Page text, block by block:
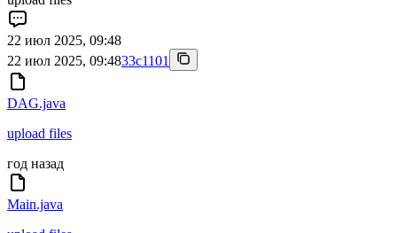
22 июл 2025, 09:48
22 июл 2025, 09:4833c1101
DAG.java
upload files
год назад
Main.java